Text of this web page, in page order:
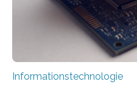
und Mimik im Einklang sind…
Informationstechnologie